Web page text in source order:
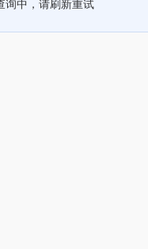
询中，请刷新重试